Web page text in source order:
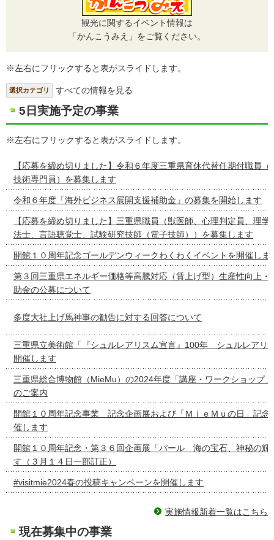
観光に関するイベント情報は
「かんこうみえ」をご覧ください。
※左右にフリックすると表がスライドします。
選択カテゴリ すべての情報を見る
5日実施予定の事業
※左右にフリックすると表がスライドします。
【応募を締め切りました】令和６年度三重県育休代替任期付職員
技術専門員）を募集します
令和６年度「海外ビジネス展開支援補助金」の募集を開始します
【応募を締め切りました】三重県職員（獣医師、心理判定員、理
法士、言語聴覚士、試験研究技師（電子技師））を募集します
開館１０周年記念ゴールデンウィークわくわくイベントを開催しま
第３回三重県エネルギー価格等高騰対応（賃上げ型）生産性向上・
助金の公募について
多度大社上げ馬神事の勧告に対する回答について
三重県立美術館「『シュルレアリスム宣言』100年 シュルレアリ
開催します
三重県総合博物館（MieMu）の2024年度「講座・ワークショップ
のご案内
開館１０周年記念事業 記念企画展および「ＭｉｅＭｕの日」記念
催します
開館１０周年記念・第３６回企画展「パール 海の宝石、神秘の輝
す（３月１４日一部訂正）
#visitmie2024春の投稿キャンペーンを開催します
実施情報新着一覧はこちら
現在募集中の事業